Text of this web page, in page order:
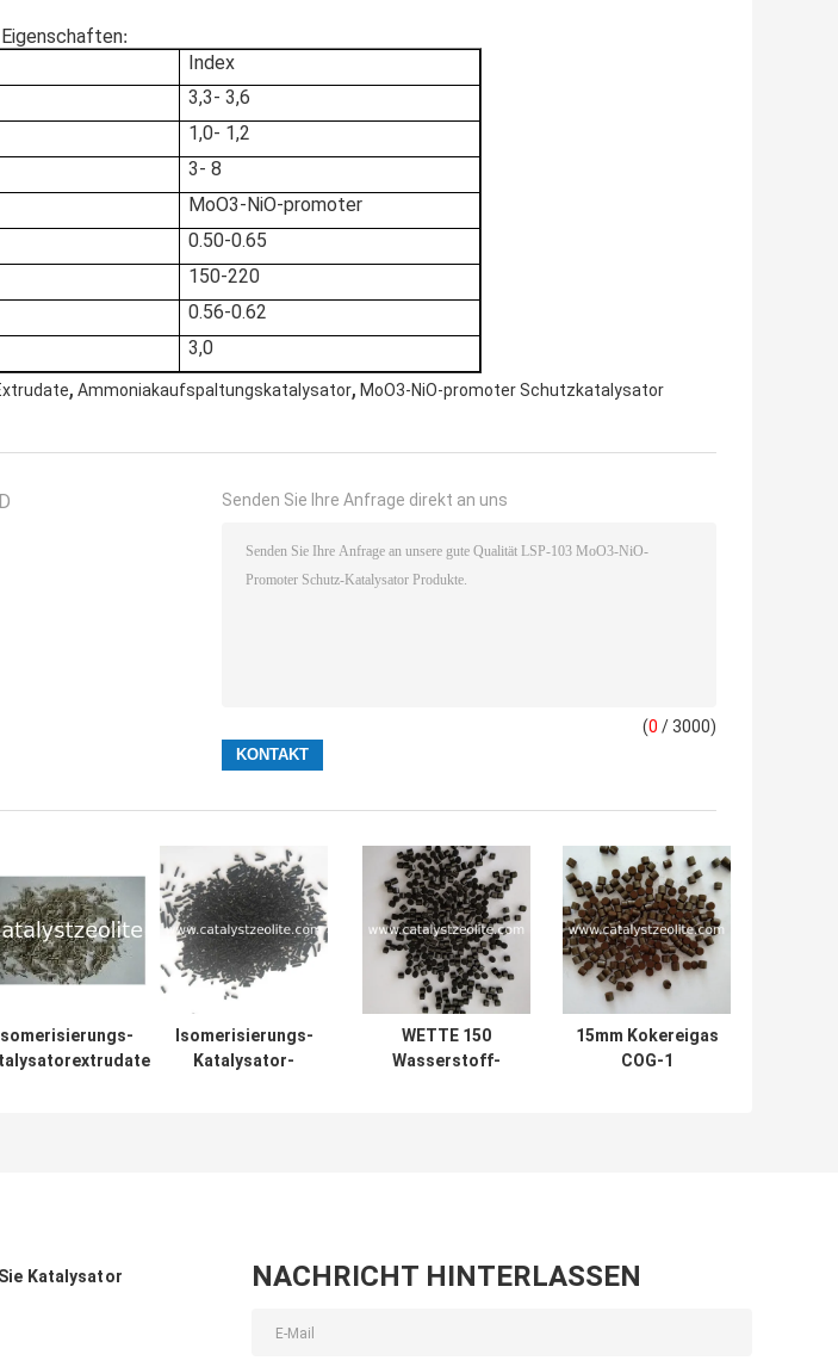
:
Index
3,3- 3,6
1,0- 1,2
3- 8
MoO3-NiO-promoter
0.50-0.65
150-220
0.56-0.62
3,0
, Ammoniakaufspaltungskatalysator, MoO3-NiO-promoter Schutzkatalysator
Senden Sie Ihre Anfrage direkt an uns
(0 / 3000)
Isomerisierungs-
Isomerisierungs-
Katalysator-
WETTE 150
Wasserstoff-
15mm Kokereigas
COG-1
Katalysator NACHRICHT HINTERLASSEN